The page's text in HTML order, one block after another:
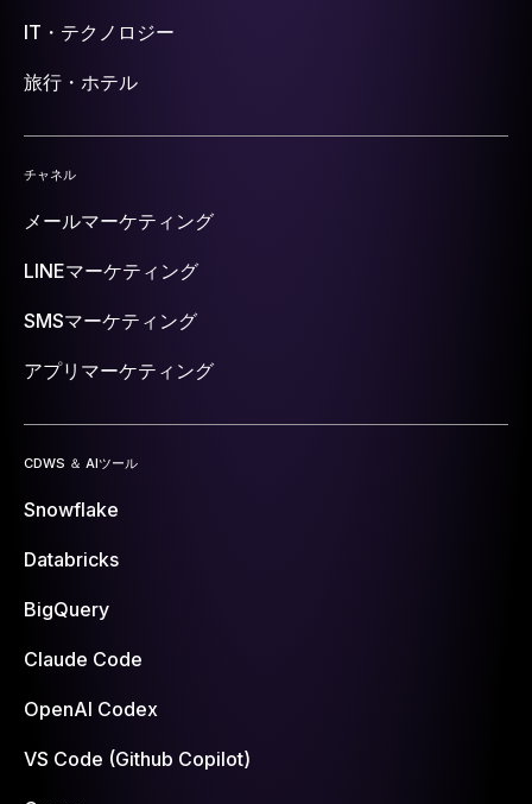
IT・テクノロジー
旅行・ホテル
チャネル
メールマーケティング
LINEマーケティング
SMSマーケティング
アプリマーケティング
CDWS ＆ AIツール
Snowflake
Databricks
BigQuery
Claude Code
OpenAI Codex
VS Code (Github Copilot)